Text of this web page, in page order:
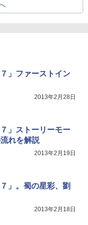
」ファーストイン
2013年2月28日
」ストーリーモー
れを解説
2013年2月19日
」。蜀の星彩、劉
2013年2月18日